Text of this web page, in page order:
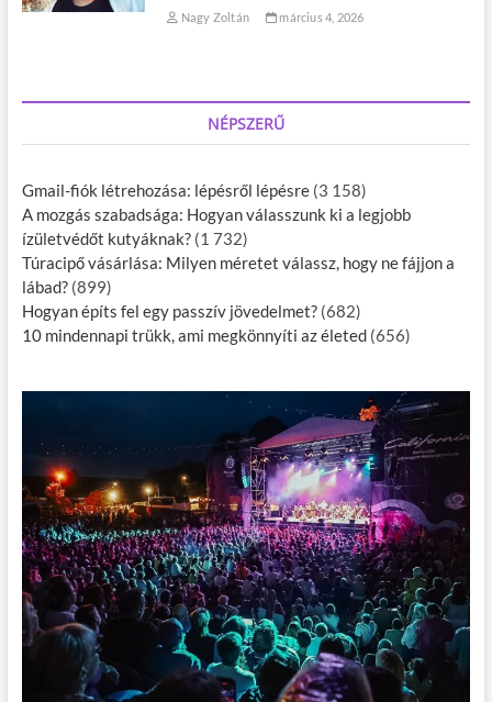
Nagy Zoltán március 4, 2026
NÉPSZERŰ
Gmail-fiók létrehozása: lépésről lépésre (3 158)
A mozgás szabadsága: Hogyan válasszunk ki a legjobb
ízületvédőt kutyáknak? (1 732)
Túracipő vásárlása: Milyen méretet válassz, hogy ne fájjon a
lábad? (899)
Hogyan építs fel egy passzív jövedelmet? (682)
10 mindennapi trükk, ami megkönnyíti az életed (656)